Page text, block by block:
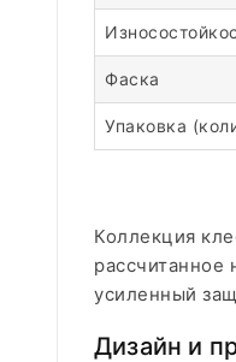
Фаска
Упаковка
Коллекция
рассчитанное
усиленный
Дизайн и